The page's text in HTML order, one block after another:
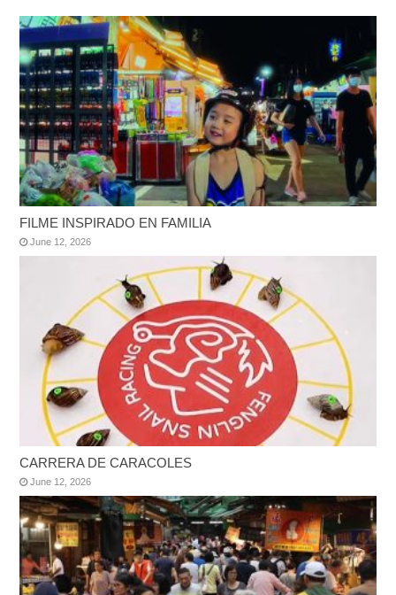
FILME INSPIRADO EN FAMILIA
June 12, 2026
CARRERA DE CARACOLES
June 12, 2026